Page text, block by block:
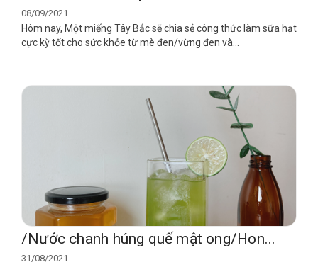
08/09/2021
Hôm nay, Một miếng Tây Bắc sẽ chia sẻ công thức làm sữa hạt
cực kỳ tốt cho sức khỏe từ mè đen/vừng đen và...
/Nước chanh húng quế mật ong/Hon...
31/08/2021